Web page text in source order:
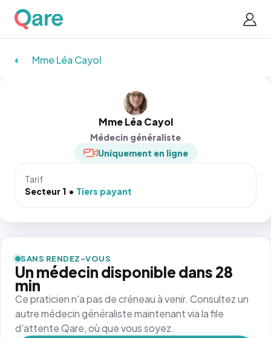
Mme Léa Cayol
Mme Léa Cayol
Médecin généraliste
Uniquement en ligne
Tarif
Secteur 1
Tiers payant
SANS RENDEZ-VOUS
Un médecin disponible dans 28
min
Ce praticien n'a pas de créneau à venir. Consultez un
autre médecin généraliste maintenant via la file
d'attente Qare, où que vous soyez.